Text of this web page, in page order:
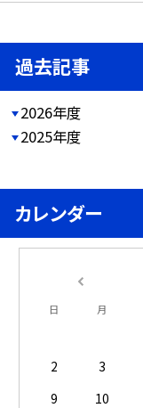
過去記事
2026年度
2025年度
カレンダー
日 月
2
3
9
10